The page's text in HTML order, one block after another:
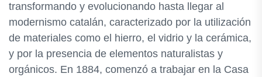
transformando y evolucionando hasta llegar al
modernismo catalán, caracterizado por la utilización
de materiales como el hierro, el vidrio y la cerámica,
y por la presencia de elementos naturalistas y
orgánicos. En 1884, comenzó a trabajar en la Casa